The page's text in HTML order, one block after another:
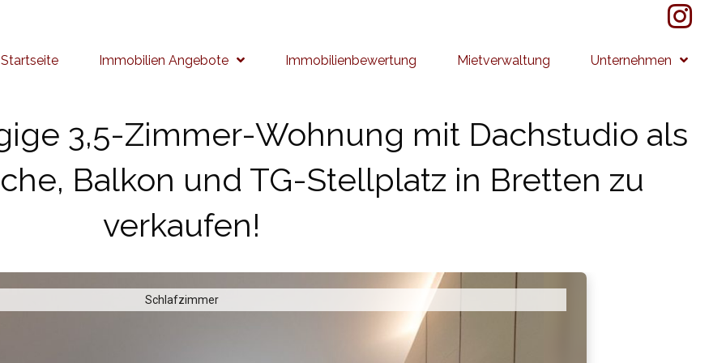
Startseite Immobilien Angebote Immobilienbewertung Mietverwaltung Unternehmen
3,5-Zimmer-Wohnung mit Dachstudio als
Balkon und TG-Stellplatz in Bretten zu
verkaufen!
Schlafzimmer